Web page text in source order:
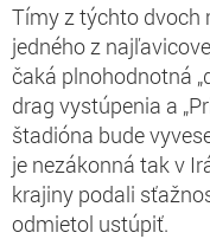
Tímy z týchto dvoch
jedného z
čaká plnohodnotná
drag vystúpenia a
štadióna bude
je nezákonná tak v
krajiny podali
odmietol ustúpiť.